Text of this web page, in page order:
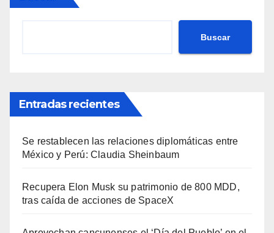
Buscar
Entradas recientes
Se restablecen las relaciones diplomáticas entre
México y Perú: Claudia Sheinbaum
Recupera Elon Musk su patrimonio de 800 MDD,
tras caída de acciones de SpaceX